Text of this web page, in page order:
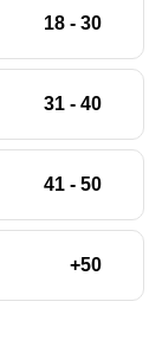
30 - 18
40 - 31
50 - 41
50+